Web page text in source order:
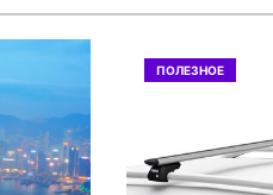
ПОЛЕЗНОЕ